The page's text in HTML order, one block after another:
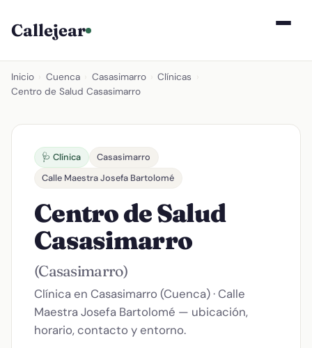
Callejear
Inicio Cuenca Casasimarro Clínicas
Centro de Salud Casasimarro
🩺 Clínica
Casasimarro
Calle Maestra Josefa Bartolomé
Centro de Salud
Casasimarro
(Casasimarro)
Clínica en Casasimarro (Cuenca) · Calle
Maestra Josefa Bartolomé — ubicación,
horario, contacto y entorno.